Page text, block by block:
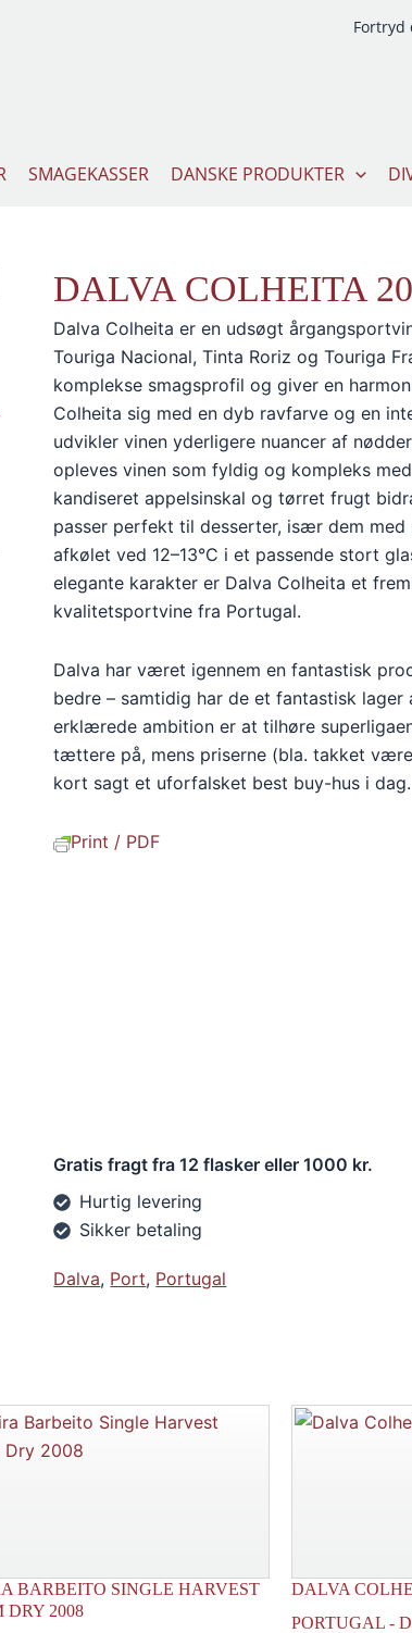
Fortryd
SMAGEKASSER DANSKE PRODUKTER
DALVA COLHEITA
Dalva Colheita er en udsøgt
Touriga Nacional, Tinta Roriz og Touriga
komplekse smagsprofil og giver en
Colheita sig med en dyb ravfarve og en
udvikler vinen yderligere nuancer af
opleves vinen som fyldig og kompleks
kandiseret appelsinskal og tørret frugt
passer perfekt til desserter, især dem med
afkølet ved 12–13°C i et passende stort
elegante karakter er Dalva Colheita et
kvalitetsportvine fra Portugal.
Dalva har været igennem en fantastisk
bedre – samtidig har de et fantastisk
erklærede ambition er at tilhøre
tættere på, mens priserne (bla. takket
kort sagt et uforfalsket best buy-hus i dag.
Print / PDF
Gratis fragt fra 12 flasker eller 1000 kr.
Hurtig levering
Sikker betaling
Dalva, Port, Portugal
BARBEITO SINGLE HARVEST
DRY 2008
DALVA
PORTUGAL -